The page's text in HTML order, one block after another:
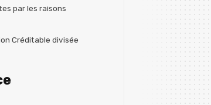
par les raisons
Créditable divisée